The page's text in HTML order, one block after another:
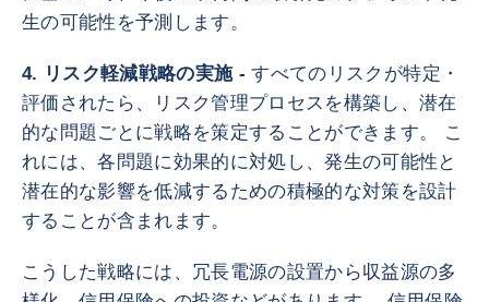
生の可能性を予測します。
4. リスク軽減戦略の実施 - すべてのリスクが特定・
評価されたら、リスク管理プロセスを構築し、潜在
的な問題ごとに戦略を策定することができます。 こ
れには、各問題に効果的に対処し、発生の可能性と
潜在的な影響を低減するための積極的な対策を設計
することが含まれます。
こうした戦略には、冗長電源の設置から収益源の多